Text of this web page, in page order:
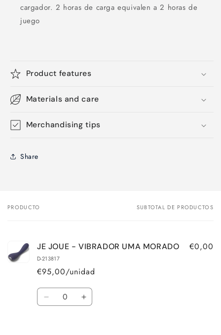
cargador. 2 horas de carga equivalen a 2 horas de
juego
Product features
Materials and care
Merchandising tips
Share
Tu
PRODUCTO SUBTOTAL DE PRODUCTOS
JE JOUE - VIBRADOR UMA MORADO
D-213817
€95,00/unidad
€0,00
Cantidad
Reducir
Aumentar